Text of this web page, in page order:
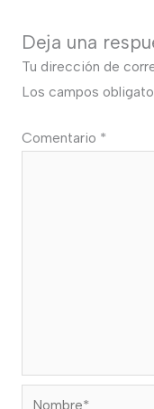
Deja una
Tu dirección de
Los campos
Comentario *
Nombre*